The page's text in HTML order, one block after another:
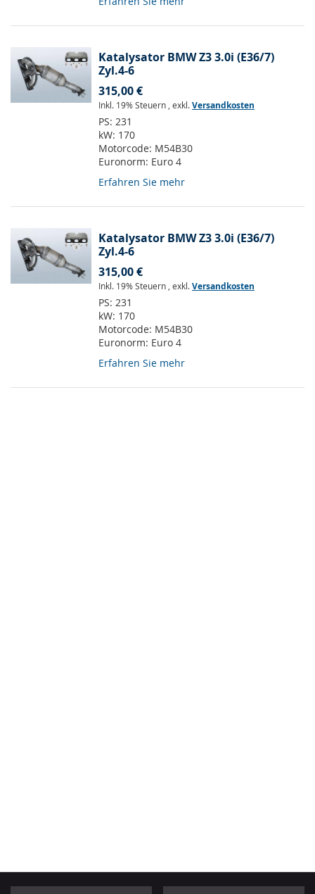
Katalysator BMW Z3 3.0i (E36/7)
Zyl.4-6
315,00 €
Inkl. 19% Steuern , exkl.Versandkosten
PS: 231
kW: 170
Motorcode: M54B30
Euronorm: Euro 4
Erfahren Sie mehr
Katalysator BMW Z3 3.0i (E36/7)
Zyl.4-6
315,00 €
Inkl. 19% Steuern , exkl.Versandkosten
PS: 231
kW: 170
Motorcode: M54B30
Euronorm: Euro 4
Erfahren Sie mehr